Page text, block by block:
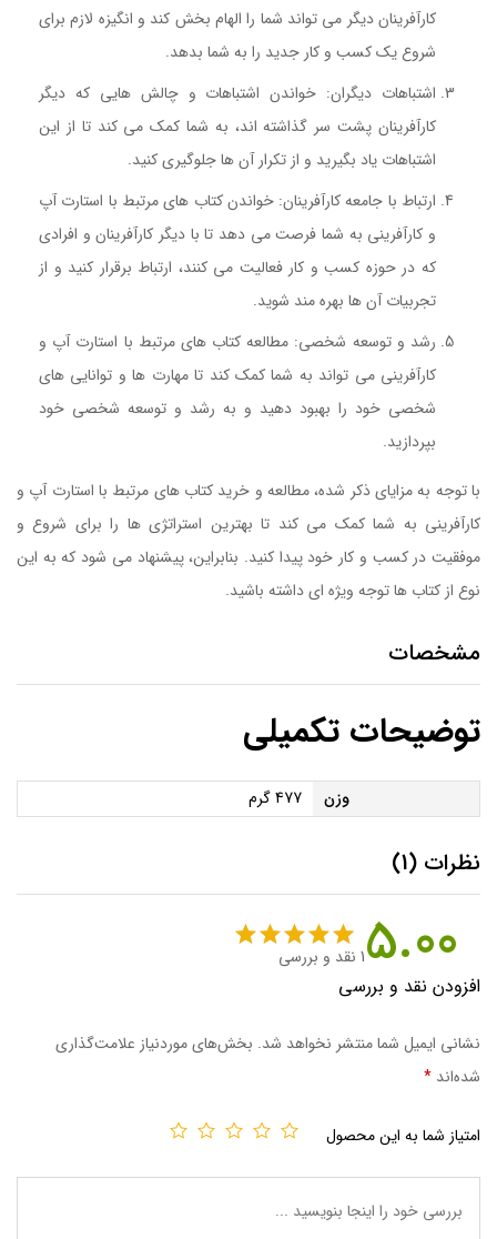
کارآفرینان دیگر می تواند شما را الهام بخش کند و انگیزه لازم برای
شروع یک کسب و کار جدید را به شما بدهد.
اشتباهات دیگران: خواندن اشتباهات و چالش هایی که دیگر
کارآفرینان پشت سر گذاشته اند، به شما کمک می کند تا از این
اشتباهات یاد بگیرید و از تکرار آن ها جلوگیری کنید.
ارتباط با جامعه کارآفرینان: خواندن کتاب های مرتبط با استارت آپ
و کارآفرینی به شما فرصت می دهد تا با دیگر کارآفرینان و افرادی
که در حوزه کسب و کار فعالیت می کنند، ارتباط برقرار کنید و از
تجربیات آن ها بهره مند شوید.
رشد و توسعه شخصی: مطالعه کتاب های مرتبط با استارت آپ و
کارآفرینی می تواند به شما کمک کند تا مهارت ها و توانایی های
شخصی خود را بهبود دهید و به رشد و توسعه شخصی خود
بپردازید.
با توجه به مزایای ذکر شده، مطالعه و خرید کتاب های مرتبط با استارت آپ و
کارآفرینی به شما کمک می کند تا بهترین استراتژی ها را برای شروع و
موفقیت در کسب و کار خود پیدا کنید. بنابراین، پیشنهاد می شود که به این
نوع از کتاب ها توجه ویژه ای داشته باشید.
مشخصات
توضیحات تکمیلی
وزن 477 گرم
نظرات (1)
5.00 امتیاز5.00
از 5 امتیاز
1
مشتری
1 نقد و بررسی
افزودن نقد و بررسی
نشانی ایمیل شما منتشر نخواهد شد. بخش‌های موردنیاز علامت‌گذاری
شده‌اند *
امتیاز شما به این محصول